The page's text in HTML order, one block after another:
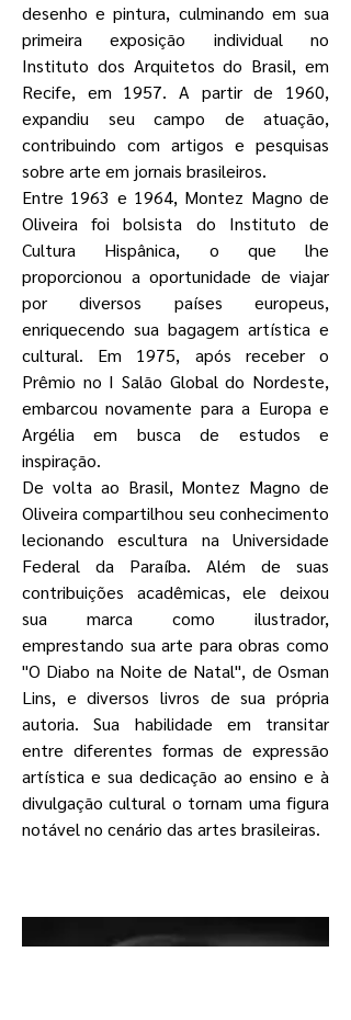
desenho e pintura, culminando em sua
primeira exposição individual no
Instituto dos Arquitetos do Brasil, em
Recife, em 1957. A partir de 1960,
expandiu seu campo de atuação,
contribuindo com artigos e pesquisas
sobre arte em jornais brasileiros.
Entre 1963 e 1964, Montez Magno de
Oliveira foi bolsista do Instituto de
Cultura Hispânica, o que lhe
proporcionou a oportunidade de viajar
por diversos países europeus,
enriquecendo sua bagagem artística e
cultural. Em 1975, após receber o
Prêmio no I Salão Global do Nordeste,
embarcou novamente para a Europa e
Argélia em busca de estudos e
inspiração.
De volta ao Brasil, Montez Magno de
Oliveira compartilhou seu conhecimento
lecionando escultura na Universidade
Federal da Paraíba. Além de suas
contribuições acadêmicas, ele deixou
sua marca como ilustrador,
emprestando sua arte para obras como
"O Diabo na Noite de Natal", de Osman
Lins, e diversos livros de sua própria
autoria. Sua habilidade em transitar
entre diferentes formas de expressão
artística e sua dedicação ao ensino e à
divulgação cultural o tornam uma figura
notável no cenário das artes brasileiras.